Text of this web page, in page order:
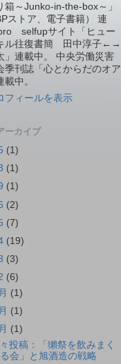
箱～Junko-in-the-box～」
ストア、電子書籍） 連
selfupサイト「ヒュー
ル往復書簡 田中淳子←→
」連載中。 中央労働災害
季刊誌「心とからだのオア
載中。
フィールを表示
ーカイブ
(1)
(1)
(1)
(2)
(7)
(19)
(3)
(6)
(1)
(1)
(1)
投稿：「獺祭を飲みまく
る会」と旭酒造の戦略